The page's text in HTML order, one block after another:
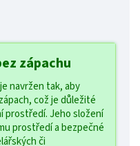
zápachu
navržen tak, aby
což je důležité
prostředí. Jeho složení
prostředí a bezpečné
či